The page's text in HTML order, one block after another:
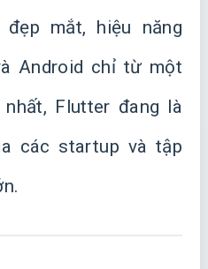
mắt, hiệu năng
Android chỉ từ một
Flutter đang là
các startup và tập